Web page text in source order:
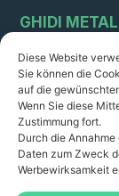
GHIDI
Via
51011 Borgo a
Tel. 0572 32216 –
Umsatzsteuer-
R.I. PT 22261 R.E.A.
Öffnungszeiten:
8.00-12.30/ 14.00 -
Diese Website
Sie können die
auf die
Wenn Sie diese
Zustimmung fort.
Durch die
Daten zum Zweck
Werbewirksamkeit